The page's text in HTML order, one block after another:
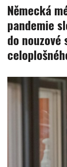
Německá
pandemie
do